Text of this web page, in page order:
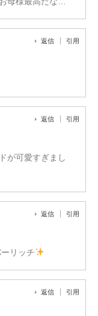
返信 引用
返信 引用
が可愛すぎまし
返信 引用
リッチ
返信 引用